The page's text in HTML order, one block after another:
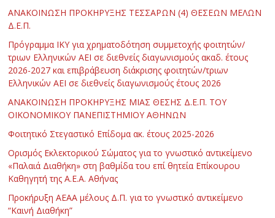
ΑΝΑΚΟΙΝΩΣΗ ΠΡΟΚΗΡΥΞΗΣ ΤΕΣΣΑΡΩΝ (4) ΘΕΣΕΩΝ ΜΕΛΩΝ
Δ.Ε.Π.
Πρόγραμμα ΙΚΥ για χρηματοδότηση συμμετοχής φοιτητών/
τριων Ελληνικών ΑΕΙ σε διεθνείς διαγωνισμούς ακαδ. έτους
2026-2027 και επιβράβευση διάκρισης φοιτητών/τριων
Ελληνικών ΑΕΙ σε διεθνείς διαγωνισμούς έτους 2026
ΑΝΑΚΟΙΝΩΣΗ ΠΡΟΚΗΡΥΞΗΣ ΜΙΑΣ ΘΕΣΗΣ Δ.Ε.Π. ΤΟΥ
ΟΙΚΟΝΟΜΙΚΟΥ ΠΑΝΕΠΙΣΤΗΜΙΟΥ ΑΘΗΝΩΝ
Φοιτητικό Στεγαστικό Επίδομα ακ. έτους 2025-2026
Ορισμός Εκλεκτορικού Σώματος για το γνωστικό αντικείμενο
«Παλαιά Διαθήκη» στη βαθμίδα του επί θητεία Επίκουρου
Καθηγητή της Α.Ε.Α. Αθήνας
Προκήρυξη ΑΕΑΑ μέλους Δ.Π. για το γνωστικό αντικείμενο
“Καινή Διαθήκη”